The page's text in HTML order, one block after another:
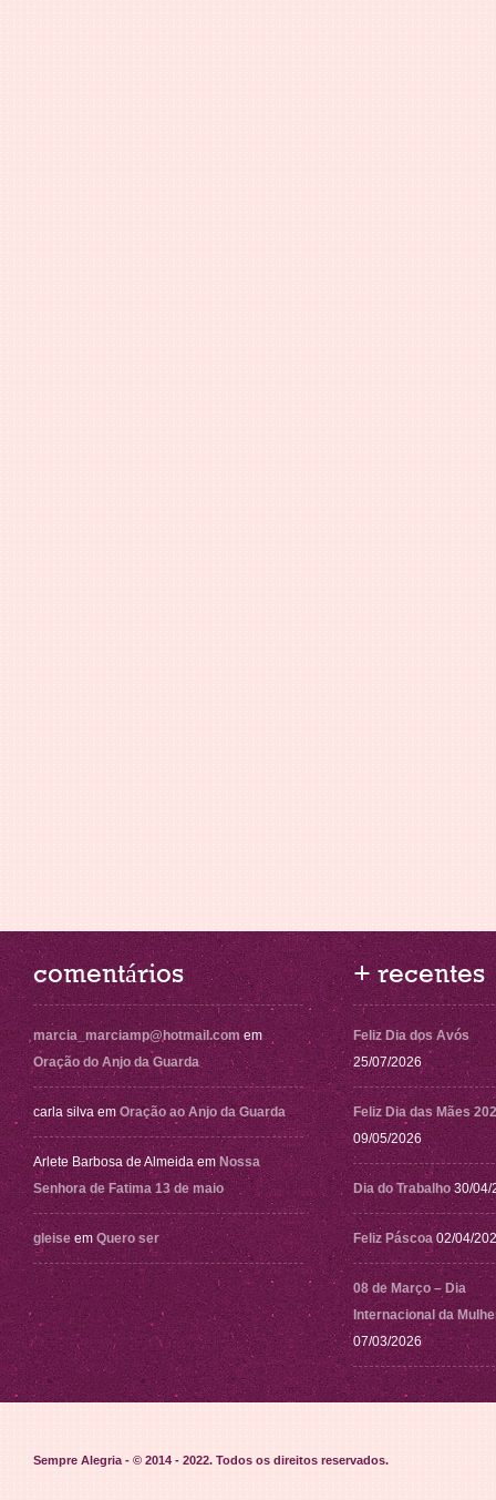
comentários
marcia_marciamp@hotmail.com em
Oração do Anjo da Guarda
carla silva em Oração ao Anjo da Guarda
Arlete Barbosa de Almeida em Nossa
Senhora de Fatima 13 de maio
gleise em Quero ser
+ recentes
Feliz Dia dos Avós
25/07/2026
Feliz Dia das Mães
09/05/2026
Dia do Trabalho 30/04/
Feliz Páscoa 02/04/
08 de Março – Dia
Internacional da
07/03/2026
Sempre Alegria - © 2014 - 2022. Todos os direitos reservados.